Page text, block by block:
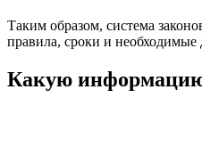
Таким образом, система
правила, сроки и
Какую информацию